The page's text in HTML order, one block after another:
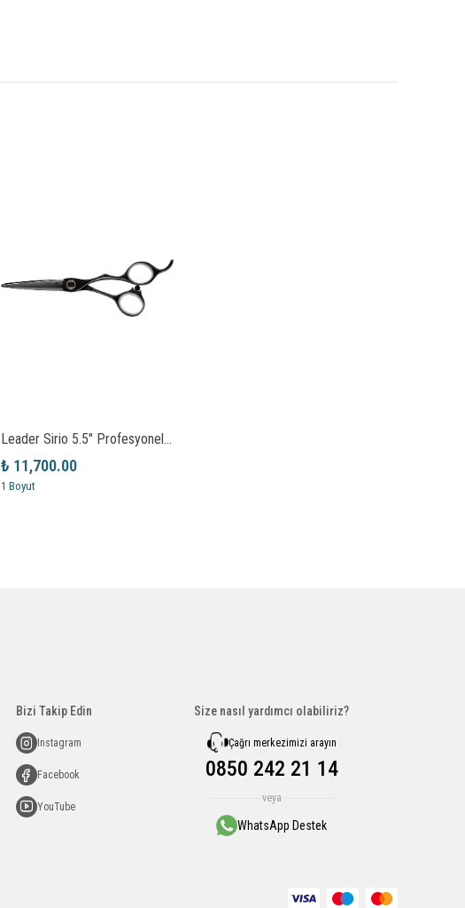
Leader Sirio 5.5" Profesyonel Saç Kesim Makası
₺ 11,700.00
1 Boyut
Bizi Takip Edin
Instagram
Facebook
YouTube
Size nasıl yardımcı olabiliriz?
Çağrı merkezimizi arayın
0850 242 21 14
veya
WhatsApp Destek